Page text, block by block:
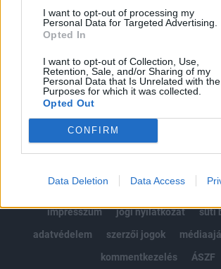
I want to opt-out of processing my
Personal Data for Targeted Advertising.
Opted In
I want to opt-out of Collection, Use,
Retention, Sale, and/or Sharing of my
Personal Data that Is Unrelated with the
Purposes for which it was collected.
Opted Out
CONFIRM
Data Deletion Data Access
Előfizetés
MÁR ELŐFIZETŐNK VAGY?
impresszum
jogi nyilatkozat
süti
adatvédelem
szerzői jogok
kommentkezelés
ÁSZF